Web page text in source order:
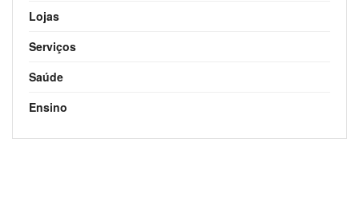
Lojas
Serviços
Saúde
Ensino